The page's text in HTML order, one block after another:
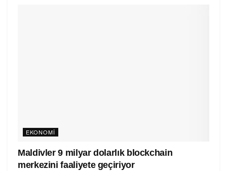
EKONOMI
Maldivler 9 milyar dolarlık blockchain
merkezini faaliyete geçiriyor